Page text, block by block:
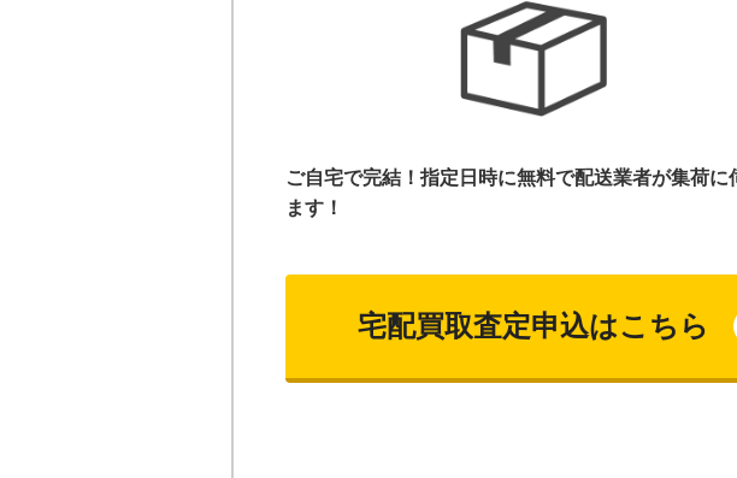
ご自宅で完結！指定日時に無料で配送業者が集荷に
ます！
宅配買取査定申込はこちら